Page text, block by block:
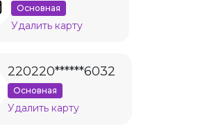
Основная
Удалить карту
220220******6032
Основная
Удалить карту